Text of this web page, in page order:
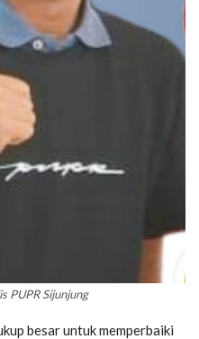
PUPR Sijunjung
besar untuk memperbaiki